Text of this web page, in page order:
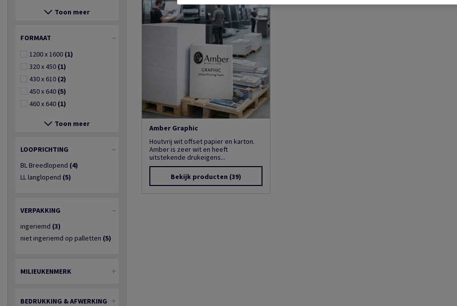
Toon meer
FORMAAT
1200 x 1600 (1)
320 x 450 (1)
430 x 610 (2)
450 x 640 (5)
460 x 640 (1)
Toon meer
LOOPRICHTING
BL Breedlopend (4)
LL langlopend (5)
VERPAKKING
ingeriemd (3)
niet ingeriemd op palletten (5)
MILIEUKENMERK
BEDRUKKING & AFWERKING
Amber Graphic
Houtvrij wit offset papier en karton.
Amber is zeer wit en heeft
uitstekende drukeigens...
Bekijk producten (39)